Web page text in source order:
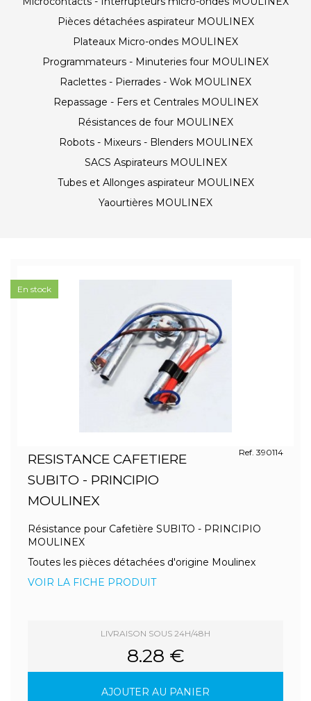
Pièces détachées aspirateur MOULINEX
Plateaux Micro-ondes MOULINEX
Programmateurs - Minuteries four MOULINEX
Raclettes - Pierrades - Wok MOULINEX
Repassage - Fers et Centrales MOULINEX
Résistances de four MOULINEX
Robots - Mixeurs - Blenders MOULINEX
SACS Aspirateurs MOULINEX
Tubes et Allonges aspirateur MOULINEX
Yaourtières MOULINEX
RESISTANCE CAFETIERE
SUBITO - PRINCIPIO
MOULINEX
Ref. 390114
Résistance pour Cafetière SUBITO - PRINCIPIO
MOULINEX
Toutes les pièces détachées d'origine Moulinex
VOIR LA FICHE PRODUIT
LIVRAISON SOUS 24H/48H
8.28 €
AJOUTER AU PANIER
En stock